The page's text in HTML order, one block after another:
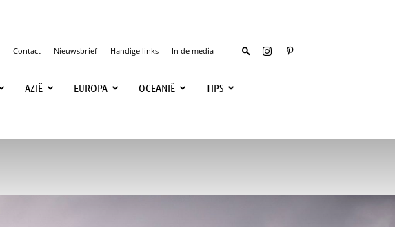
Contact Nieuwsbrief Handige links In de media
AZIË EUROPA OCEANIË TIPS